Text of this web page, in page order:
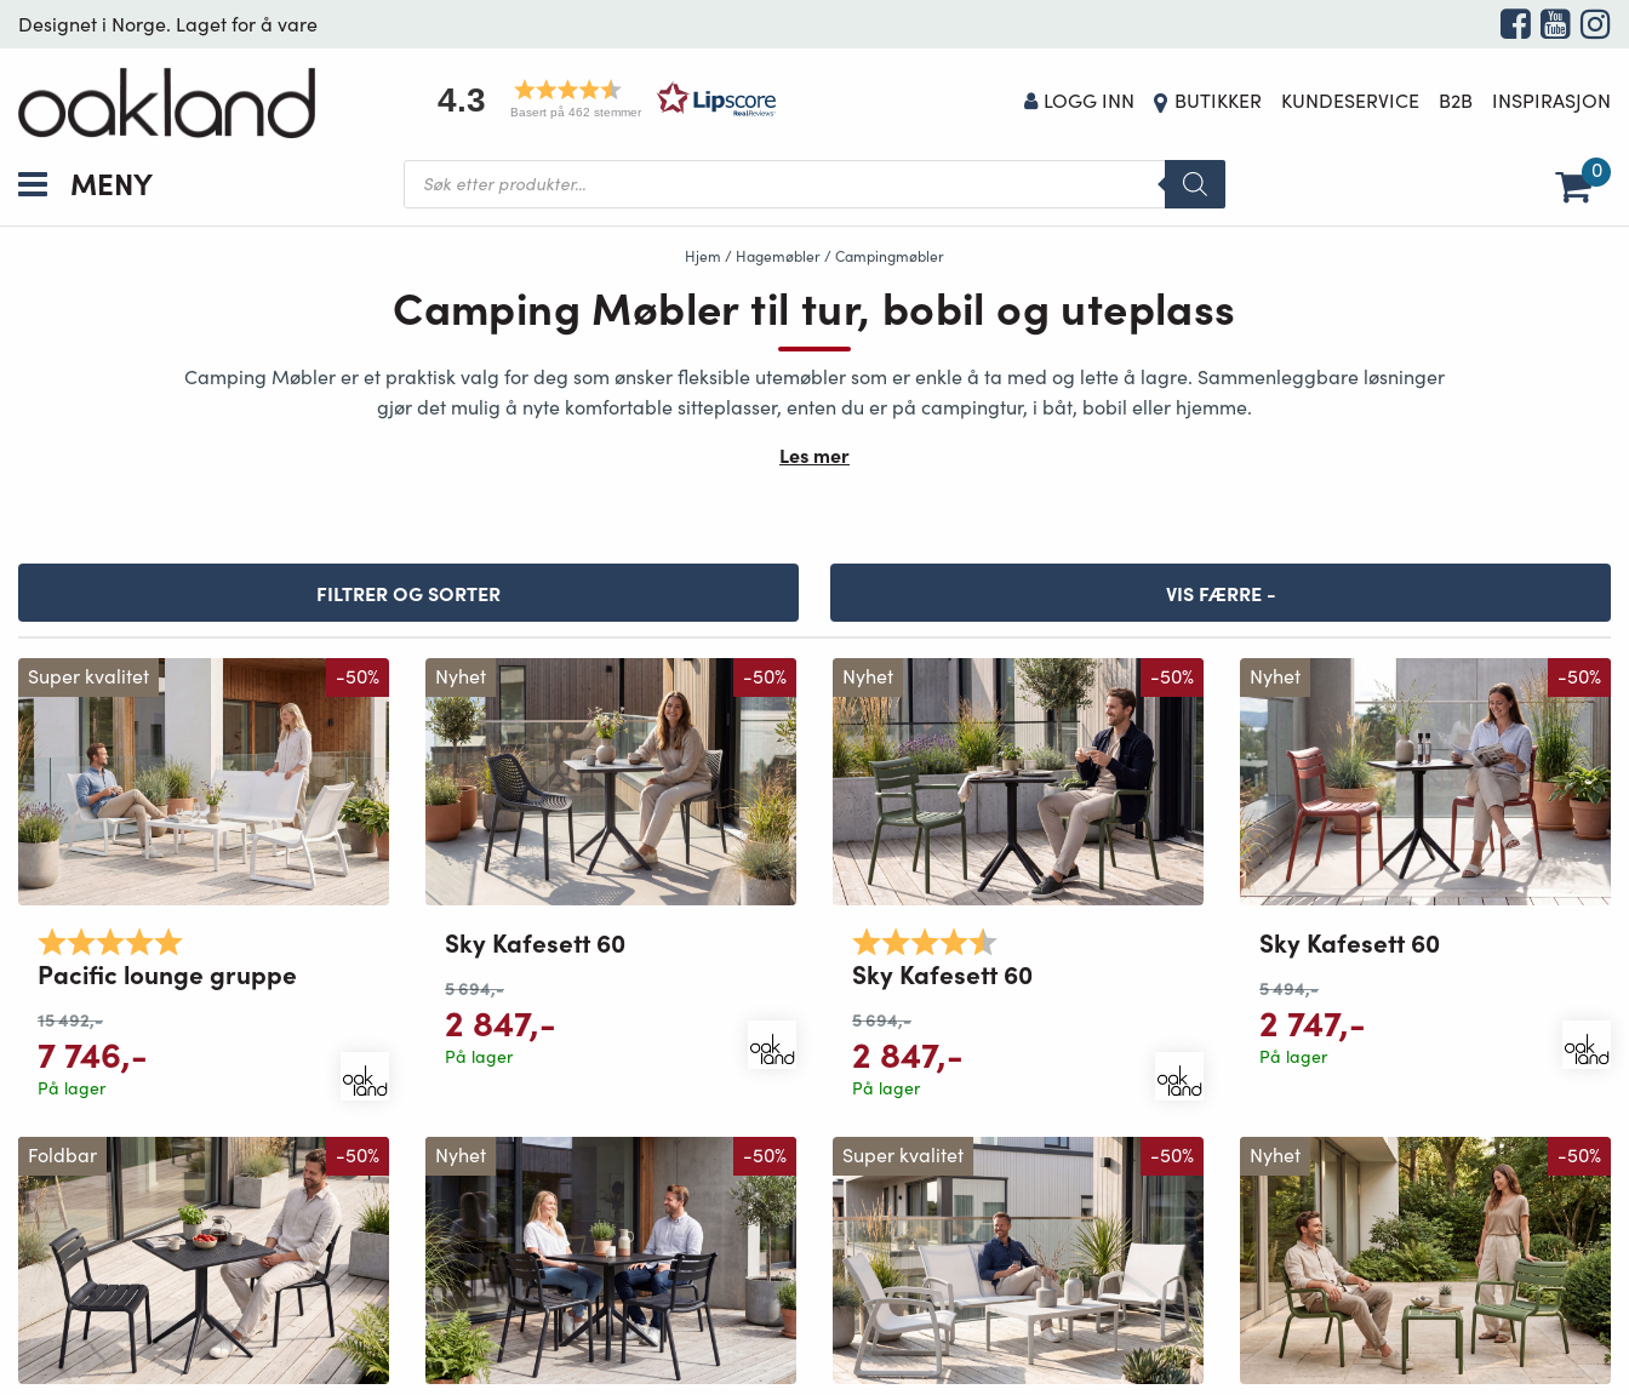
Designet i Norge. Laget for å vare
4.3 Basert på 462 stemmer LOGG INN BUTIKKER KUNDESERVICE B2B INSPIRASJON
MENY
Products
search
0
Hjem / Hagemøbler / Campingmøbler
Camping Møbler til tur, bobil og uteplass
Camping Møbler er et praktisk valg for deg som ønsker fleksible utemøbler som er enkle å ta med og lette å lagre. Sammenleggbare løsninger
gjør det mulig å nyte komfortable sitteplasser, enten du er på campingtur, i båt, bobil eller hjemme.
Les mer
FILTRER OG SORTER VIS FÆRRE -
Super kvalitet -50%
Karakter:
Pacific lounge gruppe
15 492,-
7 746,-
På lager
Nyhet -50%
Sky Kafesett 60
5 694,-
2 847,-
På lager
Nyhet -50%
Karakter:
Sky Kafesett 60
5 694,-
2 847,-
På lager
Nyhet -50%
Sky Kafesett 60
5 494,-
2 747,-
På lager
Foldbar -50% Nyhet -50% Super kvalitet -50% Nyhet -50%